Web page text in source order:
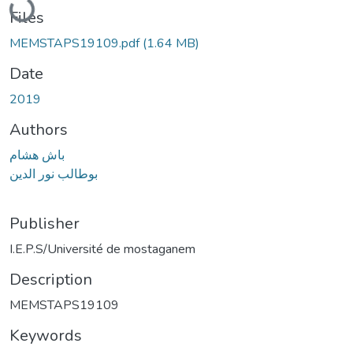
Files
MEMSTAPS19109.pdf(1.64 MB)
Date
2019
Authors
باش هشام
بوطالب نور الدين
Publisher
I.E.P.S/Université de mostaganem
Description
MEMSTAPS19109
Keywords